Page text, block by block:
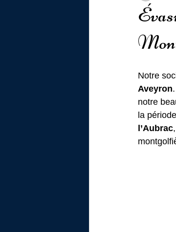
Notre
Aveyron
notre
la
l’Aubrac